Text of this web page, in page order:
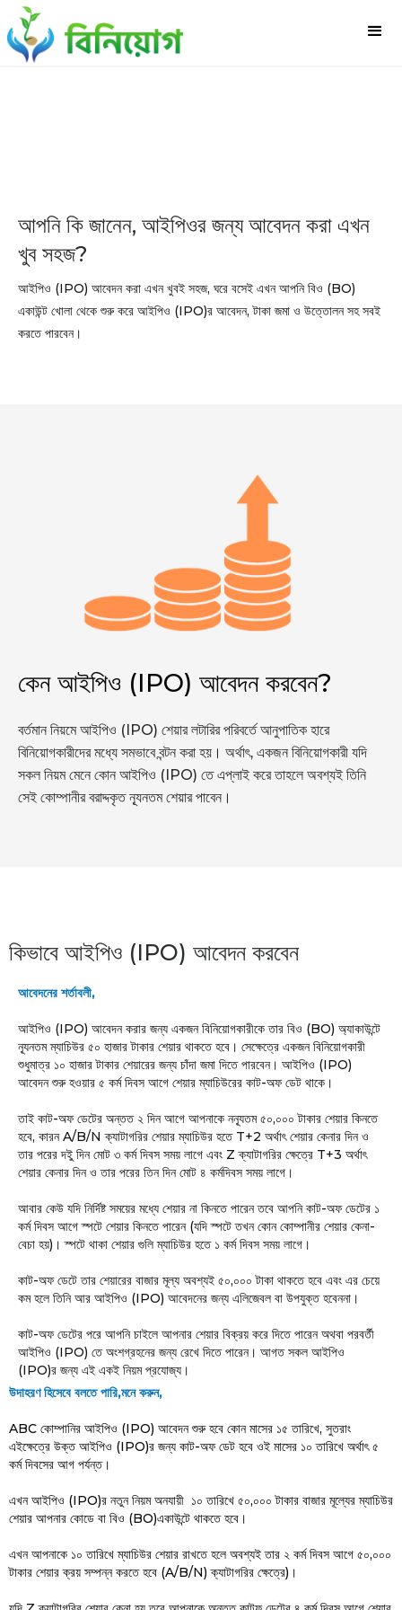
আপনি কি জানেন, আইপিওর জন্য আবেদন করা এখন
খুব সহজ?
আইপিও (IPO) আবেদন করা এখন খুবই সহজ, ঘরে বসেই এখন আপনি বিও (BO)
একাউন্ট খোলা থেকে শুরু করে আইপিও (IPO)র আবেদন, টাকা জমা ও উত্তোলন সহ সবই
করতে পারবেন।
কেন আইপিও (IPO) আবেদন করবেন?
বর্তমান নিয়মে আইপিও (IPO) শেয়ার লটারির পরিবর্তে আনুপাতিক হারে
বিনিয়োগকারীদের মধ্যে সমভাবে বন্টন করা হয়। অর্থাৎ, একজন বিনিয়োগকারী যদি
সকল নিয়ম মেনে কোন আইপিও (IPO) তে এপ্লাই করে তাহলে অবশ্যই তিনি
সেই কোম্পানীর বরাদ্দকৃত ন্যূনতম শেয়ার পাবেন।
কিভাবে আইপিও (IPO) আবেদন করবেন
আবেদনের শর্তাবলী,
আইপিও (IPO) আবেদন করার জন্য একজন বিনিয়োগকারীকে তার বিও (BO) অ্যাকাউন্টে
ন্যূনতম ম্যাচিউর ৫০ হাজার টাকার শেয়ার থাকতে হবে। সেক্ষেত্রে একজন বিনিয়োগকারী
শুধুমাত্র ১০ হাজার টাকার শেয়ারের জন্য চাঁদা জমা দিতে পারবেন। আইপিও (IPO)
আবেদন শুরু হওয়ার ৫ কর্ম দিবস আগে শেয়ার ম্যাচিউরের কাট-অফ ডেট থাকে।
তাই কাট-অফ ডেটের অন্তত ২ দিন আগে আপনাকে ননূ্যতম ৫০,০০০ টাকার শেয়ার কিনতে
হবে, কারন A/B/N ক্যাটাগরির শেয়ার ম্যাচিউর হতে T+2 অর্থাৎ শেয়ার কেনার দিন ও
তার পরের দইু দিন মোট ৩ কর্ম দিবস সময় লাগে এবং Z ক্যাটাগরির ক্ষেত্রে T+3 অর্থাৎ
শেয়ার কেনার দিন ও তার পরের তিন দিন মোট ৪ কর্মদিবস সময় লাগে।
আবার কেউ যদি নির্দিষ্ট সময়ের মধ্যে শেয়ার না কিনতে পারেন তবে আপনি কাট-অফ ডেটের ১
কর্ম দিবস আগে স্পটে শেয়ার কিনতে পারেন (যদি স্পটে তখন কোন কোম্পানীর শেয়ার কেনা-
বেচা হয়)। স্পটে থাকা শেয়ার গুলি ম্যাচিউর হতে ১ কর্ম দিবস সময় লাগে।
কাট-অফ ডেটে তার শেয়ারের বাজার মূল্য অবশ্যই ৫০,০০০ টাকা থাকতে হবে এবং এর চেয়ে
কম হলে তিনি আর আইপিও (IPO) আবেদনের জন্য এলিজেবল বা উপযুক্ত হবেননা।
কাট-অফ ডেটের পরে আপনি চাইলে আপনার শেয়ার বিক্রয় করে দিতে পারেন অথবা পরবর্তী
আইপিও (IPO) তে অংশগ্রহনের জন্য রেখে দিতে পারেন। আগত সকল আইপিও
(IPO)র জন্য এই একই নিয়ম প্রযোজ্য।
উদাহরণ হিসেবে বলতে পারি,মনে করুন,
ABC কোম্পানির আইপিও (IPO) আবেদন শুরু হবে কোন মাসের ১৫ তারিখে, সুতরাং
এইক্ষেত্রে উক্ত আইপিও (IPO)র জন্য কাট-অফ ডেট হবে ওই মাসের ১০ তারিখে অর্থাৎ ৫
কর্ম দিবসের আগ পর্যন্ত।
এখন আইপিও (IPO)র নতুন নিয়ম অনযায়ী ১০ তারিখে ৫০,০০০ টাকার বাজার মূল্যের ম্যাচিউর
শেয়ার আপনার কোডে বা বিও (BO)একাউন্টে থাকতে হবে।
এখন আপনাকে ১০ তারিখে ম্যাচিউর শেয়ার রাখতে হলে অবশ্যই তার ২ কর্ম দিবস আগে ৫০,০০০
টাকার শেয়ার ক্রয় সম্পন্ন করতে হবে (A/B/N) ক্যাটাগরির ক্ষেত্রে)।